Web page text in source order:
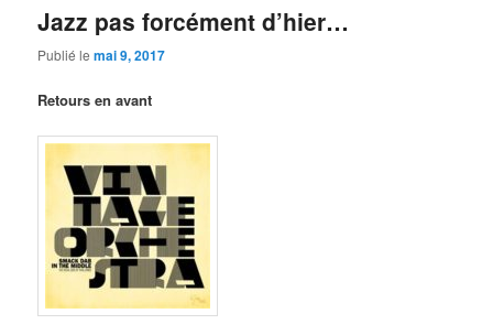
Jazz pas forcément d’hier…
Publié lemai 9, 2017
Retours en avant